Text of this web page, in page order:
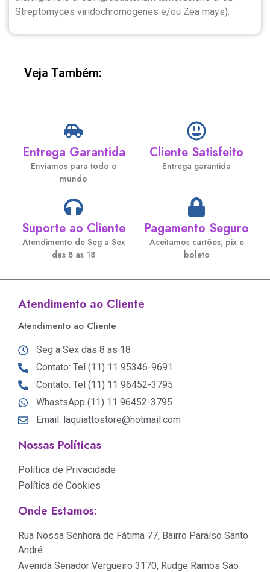
Streptomyces viridochromogenes e/ou Zea mays).
Veja Também:
Entrega Garantida
Enviamos para todo o
mundo
Cliente Satisfeito
Entrega garantida
Suporte ao Cliente
Atendimento de Seg a Sex
das 8 as 18
Pagamento Seguro
Aceitamos cartões, pix e
boleto
Atendimento ao Cliente
Atendimento ao Cliente
Seg a Sex das 8 as 18
Contato: Tel (11) 11 95346-9691
Contato: Tel (11) 11 96452-3795
WhastsApp (11) 11 96452-3795
Email: laquiattostore@hotmail.com
Nossas Políticas
Política de Privacidade
Política de Cookies
Onde Estamos:
Rua Nossa Senhora de Fátima 77, Bairro Paraíso Santo
André
Avenida Senador Vergueiro 3170, Rudge Ramos São